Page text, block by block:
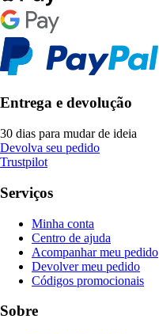
Entrega e devolução
30 dias para mudar de ideia
Devolva seu pedido
Trustpilot
Serviços
Minha conta
Centro de ajuda
Acompanhar meu pedido
Devolver meu pedido
Códigos promocionais
Sobre